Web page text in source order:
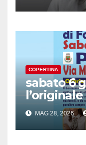
COPERTINA
sabato 6
Marmi®
MAG 28, 2026